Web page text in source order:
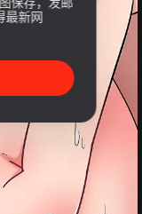
最新网